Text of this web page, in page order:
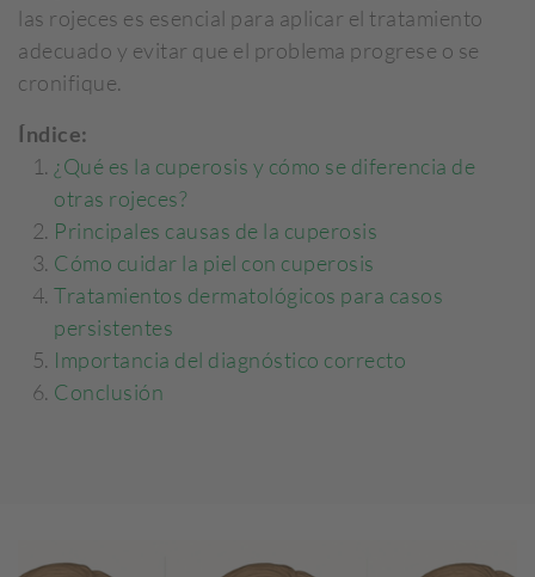
las rojeces es esencial para aplicar el tratamiento
adecuado y evitar que el problema progrese o se
cronifique.
Índice:
¿Qué es la cuperosis y cómo se diferencia de
otras rojeces?
Principales causas de la cuperosis
Cómo cuidar la piel con cuperosis
Tratamientos dermatológicos para casos
persistentes
Importancia del diagnóstico correcto
Conclusión